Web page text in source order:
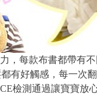
，每款布書都帶有
有好觸感，每一次
檢測通過讓寶寶放